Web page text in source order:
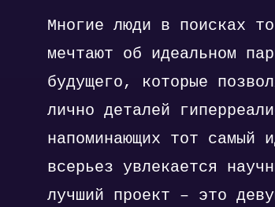
Многие люди в поисках
мечтают об идеальном
будущего, которые
лично деталей
напоминающих тот самый
всерьез увлекается
лучший проект – это